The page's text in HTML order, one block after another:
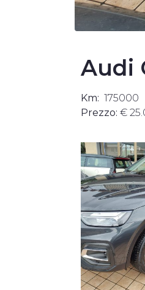
Audi
Km: 175000
Prezzo: €